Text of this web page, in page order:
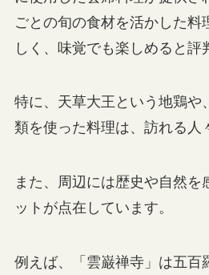
ごとの旬の食材を活かした料
しく、味覚でも楽しめると評
特に、天草大王という地鶏や
類を使った料理は、訪れる人
また、周辺には歴史や自然を
ットが点在しています。
例えば、「雲巌禅寺」は五百